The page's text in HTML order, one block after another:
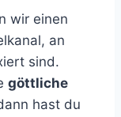
wir einen
an
sind.
göttliche
hast du